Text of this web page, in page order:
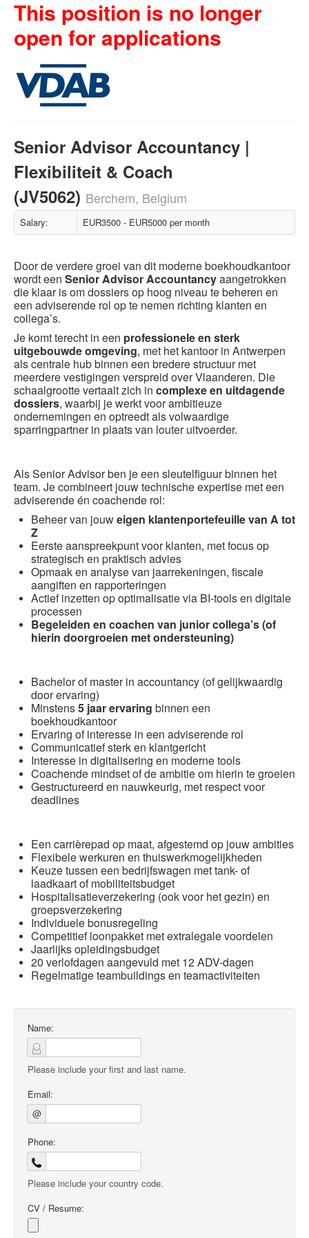
This position is no longer
open for applications
Senior Advisor Accountancy |
Flexibiliteit & Coach
(JV5062) Berchem, Belgium
Salary: EUR3500 - EUR5000 per month
Door de verdere groei van dit moderne boekhoudkantoor
wordt een Senior Advisor Accountancyaangetrokken
die klaar is om dossiers op hoog niveau te beheren en
een adviserende rol op te nemen richting klanten en
collega’s.
Je komt terecht in een professionele en sterk
uitgebouwde omgeving, met het kantoor in Antwerpen
als centrale hub binnen een bredere structuur met
meerdere vestigingen verspreid over Vlaanderen. Die
schaalgrootte vertaalt zich in complexe en uitdagende
dossiers, waarbij je werkt voor ambitieuze
ondernemingen en optreedt als volwaardige
sparringpartner in plaats van louter uitvoerder.
Als Senior Advisor ben je een sleutelfiguur binnen het
team. Je combineert jouw technische expertise met een
adviserende én coachende rol:
Beheer van jouweigen klantenportefeuille van A tot
Z
Eerste aanspreekpunt voor klanten, met focus op
strategisch en praktisch advies
Opmaak en analyse van jaarrekeningen, fiscale
aangiften en rapporteringen
Actief inzetten op optimalisatie via BI-tools en digitale
processen
Begeleiden en coachen van junior collega’s (of
hierin doorgroeien met ondersteuning)
Bachelor of master in accountancy (of gelijkwaardig
door ervaring)
Minstens5 jaar ervaring binnen een
boekhoudkantoor
Ervaring of interesse in een adviserende rol
Communicatief sterk en klantgericht
Interesse in digitalisering en moderne tools
Coachende mindset of de ambitie om hierin te groeien
Gestructureerd en nauwkeurig, met respect voor
deadlines
Een carrièrepad op maat, afgestemd op jouw ambities
Flexibele werkuren en thuiswerkmogelijkheden
Keuze tussen een bedrijfswagen met tank- of
laadkaart of mobiliteitsbudget
Hospitalisatieverzekering (ook voor het gezin) en
groepsverzekering
Individuele bonusregeling
Competitief loonpakket met extralegale voordelen
Jaarlijks opleidingsbudget
20 verlofdagen aangevuld met 12 ADV-dagen
Regelmatige teambuildings en teamactiviteiten
Name:
Please include your first and last name.
Email:
@
Phone:
Please include your country code.
CV / Resume: